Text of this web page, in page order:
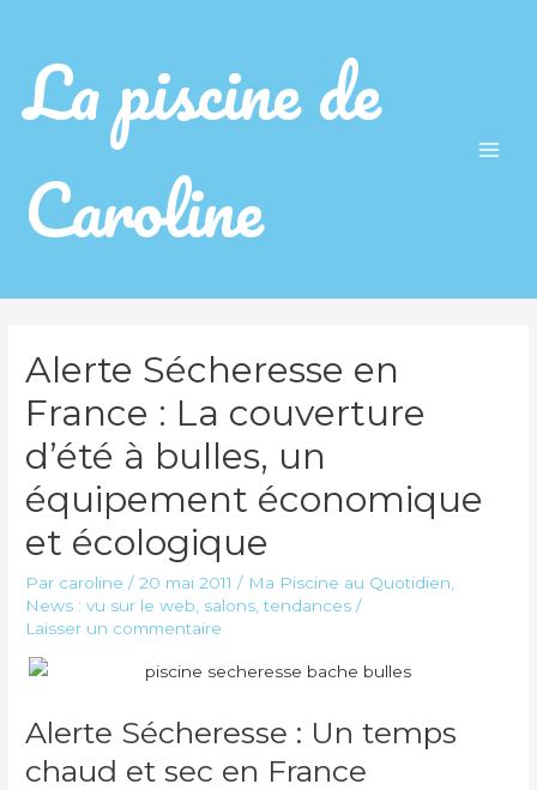
La piscine de
Caroline
Alerte Sécheresse en
France : La couverture
d’été à bulles, un
équipement économique
et écologique
Par caroline /20 mai 2011 / Ma Piscine au Quotidien
News : vu sur le web, salons, tendances /
Laisser un commentaire
Alerte Sécheresse : Un temps
chaud et sec en France